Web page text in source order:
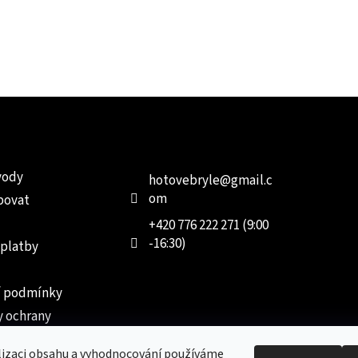
obsahu a vyhodnocování používáme
podmínky
ochrany
hotovebryle@gmail.c
om
+420 776 222 271 (9:00
-16:30)